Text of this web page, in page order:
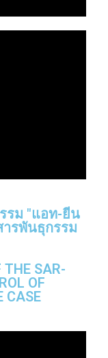
รม "แอท-ยีน
ารพันธุกรรม
THE SAR-
OF
CASE